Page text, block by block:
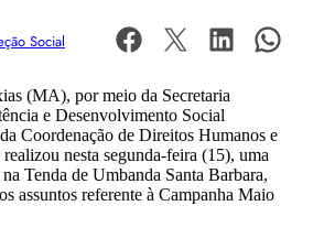
Social
(MA), por meio da Secretaria
e Desenvolvimento Social
Coordenação de Direitos Humanos e
nesta segunda-feira (15), uma
Tenda de Umbanda Santa Barbara,
assuntos referente à Campanha Maio